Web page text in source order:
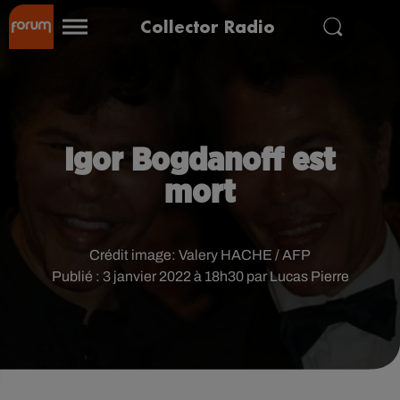
Collector Radio
Igor Bogdanoff est
mort
Publié : 3 janvier 2022 à 18h30 par Lucas Pierre
Crédit image: Valery HACHE / AFP